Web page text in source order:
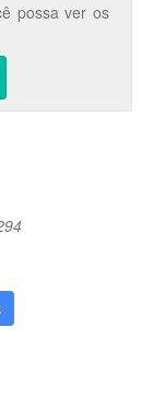
possa ver os